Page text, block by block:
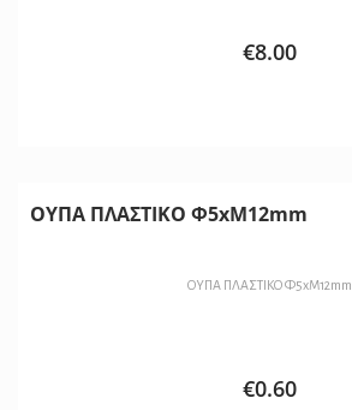
€8.00
ΟΥΠΑ ΠΛΑΣΤΙΚΟ Φ5xΜ12mm
ΟΥΠΑ ΠΛΑΣΤΙΚΟ Φ5xΜ12mm
€0.60